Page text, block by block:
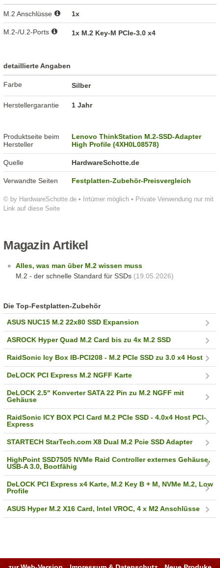
© by HardwareSchotte.de • Irrtümer möglich • Private Verwendung nur mit
Link auf diese Seite
M.2 Anschlüsse 1x
M.2-/U.2-Ports 1x M.2 Key-M PCIe-3.0 x4
detaillierte Angaben
Farbe Silber
Herstellergarantie 1 Jahr
Produktseite beim
Hersteller
Lenovo ThinkStation M.2-SSD-Adapter
High Profile (4XH0L08578)
Quelle HardwareSchotte.de
Verwandte Seiten Festplatten-Zubehör-Preisvergleich
Magazin Artikel
Alles, was man über M.2 wissen muss
M.2 - der schnelle Standard für SSDs(19.05.2026)
Die Top-Festplatten-Zubehör
ASUS NUC15 M.2 22x80 SSD Expansion
ASROCK Hyper Quad M.2 Card bis zu 4x M.2 SSD
RaidSonic Icy Box IB-PCI208 - M.2 PCIe SSD zu 3.0 x4 Host
DeLOCK PCI Express M.2 NGFF Karte
DeLOCK 2.5" Konverter SATA 22 Pin zu M.2 NGFF mit
Gehäuse
RaidSonic ICY BOX PCI Card M.2 PCIe SSD - 4.0x4 Host PCI-
Express
STARTECH StarTech.com X8 Dual M.2 Pcie SSD Adapter
HighPoint SSD7505 NVMe Raid Controller externes Gehäuse,
USB-A 3.0, Bootfähig
DeLOCK PCI Express x4 Karte, M.2 Key B + M, NVMe M.2, Low
Profile
ASUS Hyper M.2 X16 Card, Intel VROC, 4 x M2 Anschlüsse